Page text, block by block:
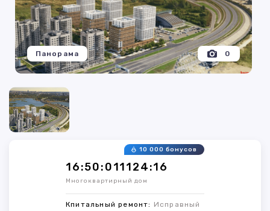
0
Панорама
16:50:011124:16
10 000 бонусов
Многоквартирный дом
Кпитальный ремонт: Исправный